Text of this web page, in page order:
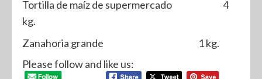
Tortilla de maíz de supermercado 4
kg.
Zanahoria grande 1 kg.
Please follow and like us: